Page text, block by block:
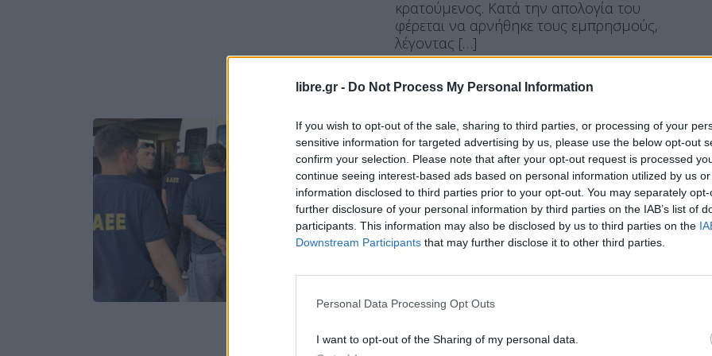
libre.gr - Do Not Process My Personal Information
If you wish to opt-out of the sale, sharing to third parties, or processing of your
sensitive information for targeted advertising by us, please use the below opt-out
confirm your selection. Please note that after your opt-out request is processed
continue seeing interest-based ads based on personal information utilized by us
information disclosed to third parties prior to your opt-out. You may separately
further disclosure of your personal information by third parties on the IAB’s list of
participants. This information may also be disclosed by us to third parties on the
Downstream Participants that may further disclose it to other third parties.
Personal Data Processing Opt Outs
I want to opt-out of the Sharing of my personal data.
κρατούμενος. Κατά την απολογία του
φέρεται να αρνήθηκε τους εμπρησμούς,
λέγοντας […]
MIRROR ΕΛΛΆΔΑ
Παλλήνη: Αθώος δηλώνει τώρα
ο δημοτικός υπάλληλος για τις
φωτιές-
28 Αυγούστου, 2025
Αρνείται τα πάντα ο δημοτικός
υπάλληλος στην Παλλήνη που